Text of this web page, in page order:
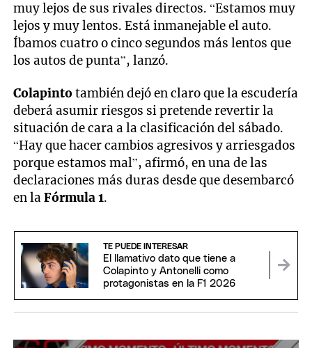
muy lejos de sus rivales directos. “Estamos muy
lejos y muy lentos. Está inmanejable el auto.
Íbamos cuatro o cinco segundos más lentos que
los autos de punta”, lanzó.
Colapintotambién dejó en claro que la escudería
deberá asumir riesgos si pretende revertir la
situación de cara a la clasificación del sábado.
“Hay que hacer cambios agresivos y arriesgados
porque estamos mal”, afirmó, en una de las
declaraciones más duras desde que desembarcó
en laFórmula 1.
TE PUEDE INTERESAR
El llamativo dato que tiene a
Colapinto y Antonelli como
protagonistas en la F1 2026